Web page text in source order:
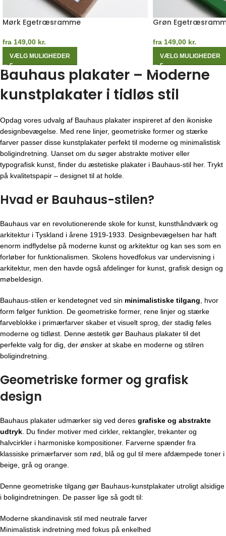
Mørk Egetræsramme
fra 149,00 kr.
VÆLG MULIGHEDER
Grøn
fra 149,00 kr.
VÆLG MULIGHEDER
Bauhaus plakater – Moderne
kunstplakater i tidløs stil
Opdag vores udvalg af Bauhaus plakater inspireret af den ikoniske
designbevægelse. Med rene linjer, geometriske former og stærke
farver passer disse kunstplakater perfekt til moderne og minimalistisk
boligindretning. Uanset om du søger abstrakte motiver eller
typografisk kunst, finder du æstetiske plakater i Bauhaus-stil her. Trykt
på kvalitetspapir – designet til at holde.
Hvad er Bauhaus-stilen?
Bauhaus var en revolutionerende skole for kunst, kunsthåndværk og
arkitektur i Tyskland i årene 1919-1933. Designbevægelsen har haft
enorm indflydelse på moderne kunst og arkitektur og kan ses som en
forløber for funktionalismen. Skolens hovedfokus var undervisning i
arkitektur, men den havde også afdelinger for kunst, grafisk design og
møbeldesign.
Bauhaus-stilen er kendetegnet ved sin minimalistiske tilgang , hvor
form følger funktion. De geometriske former, rene linjer og stærke
farveblokke i primærfarver skaber et visuelt sprog, der stadig føles
moderne og tidløst. Denne æstetik gør Bauhaus plakater til det
perfekte valg for dig, der ønsker at skabe en moderne og stilren
boligindretning.
Geometriske former og grafisk
design
Bauhaus plakater udmærker sig ved deres grafiske og abstrakte
udtryk . Du finder motiver med cirkler, rektangler, trekanter og
halvcirkler i harmoniske kompositioner. Farverne spænder fra
klassiske primærfarver som rød, blå og gul til mere afdæmpede toner i
beige, grå og orange.
Denne geometriske tilgang gør Bauhaus-kunstplakater utroligt alsidige
i boligindretningen. De passer lige så godt til:
Moderne skandinavisk stil med neutrale farver
Minimalistisk indretning med fokus på enkelhed